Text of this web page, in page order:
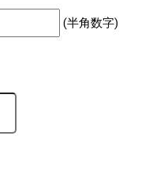
(半角数字)